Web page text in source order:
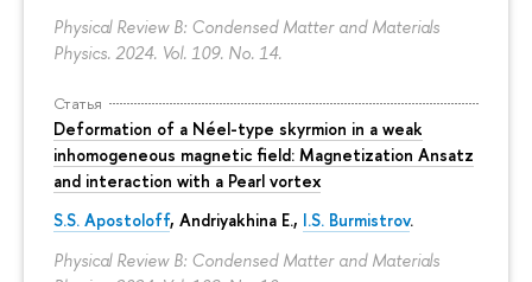
Physical Review B: Condensed Matter and Materials
Physics. 2024. Vol. 109. No. 14.
Статья
Deformation of a Néel-type skyrmion in a weak
inhomogeneous magnetic field: Magnetization Ansatz
and interaction with a Pearl vortex
S.S. Apostoloff, Andriyakhina E., I.S. Burmistrov.
Physical Review B: Condensed Matter and Materials